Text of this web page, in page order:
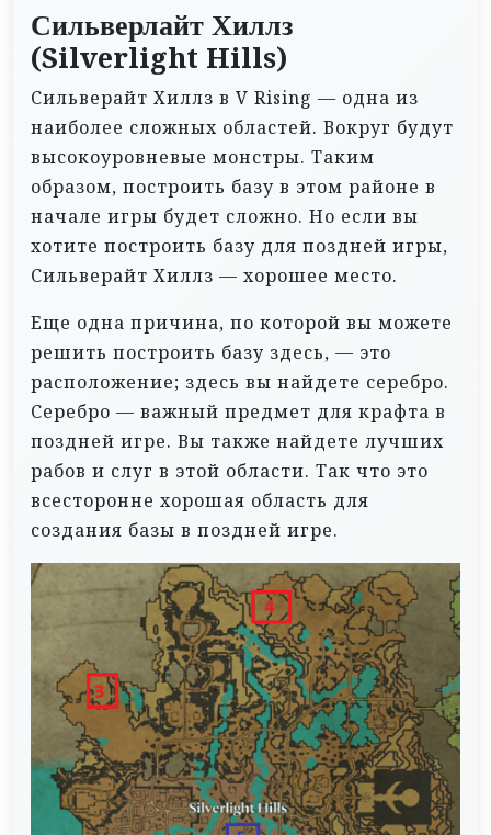
Сильверлайт Хиллз
(Silverlight Hills)
Сильверайт Хиллз в V Rising — одна из
наиболее сложных областей. Вокруг будут
высокоуровневые монстры. Таким
образом, построить базу в этом районе в
начале игры будет сложно. Но если вы
хотите построить базу для поздней игры,
Сильверайт Хиллз — хорошее место.
Еще одна причина, по которой вы можете
решить построить базу здесь, — это
расположение; здесь вы найдете серебро.
Серебро — важный предмет для крафта в
поздней игре. Вы также найдете лучших
рабов и слуг в этой области. Так что это
всесторонне хорошая область для
создания базы в поздней игре.